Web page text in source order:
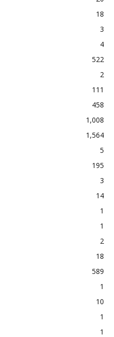
18
3
4
522
2
111
458
1,008
1,564
5
195
3
14
1
1
2
18
589
1
10
1
1